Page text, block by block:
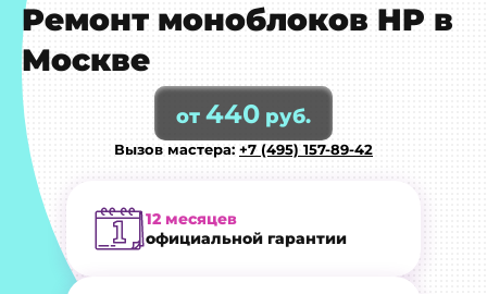
Ремонт моноблоков HP в
Москве
от 440 руб.
Вызов мастера: +7 (495) 157-89-42
12 месяцев
официальной гарантии